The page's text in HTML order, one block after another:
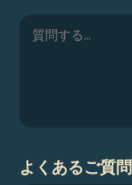
よくあるご質問